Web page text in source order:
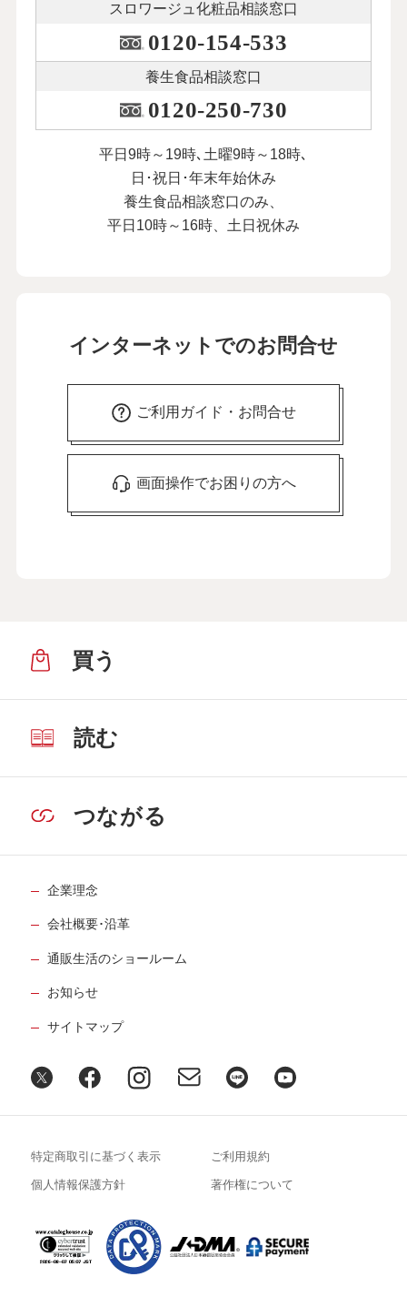
スロワージュ化粧品相談窓口
0120-154-533
養生食品相談窓口
0120-250-730
平日9時～19時､土曜9時～18時､
日･祝日･年末年始休み
養生食品相談窓口のみ、
平日10時～16時、土日祝休み
インターネットでのお問合せ
ご利用ガイド・お問合せ
画面操作でお困りの方へ
買う
読む
つながる
企業理念
会社概要･沿革
通販生活のショールーム
お知らせ
サイトマップ
特定商取引に基づく表示 ご利用規約
個人情報保護方針 著作権について